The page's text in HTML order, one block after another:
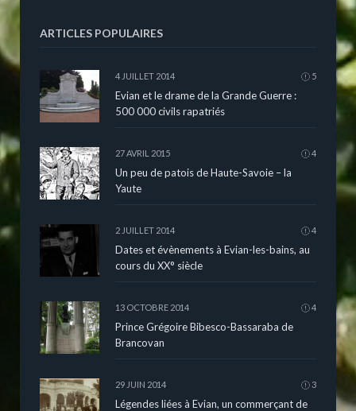
ARTICLES POPULAIRES
4 JUILLET 2014 5
Evian et le drame de la Grande Guerre :
500 000 civils rapatriés
27 AVRIL 2015 4
Un peu de patois de Haute-Savoie – la
Yaute
2 JUILLET 2014 4
Dates et évènements à Evian-les-bains, au
cours du XX° siècle
13 OCTOBRE 2014 4
Prince Grégoire Bibesco-Bassaraba de
Brancovan
29 JUIN 2014 3
Légendes liées à Evian, un commerçant de